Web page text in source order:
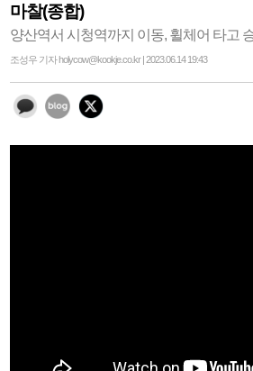
마찰(종합)
양산역서 시청역까지 이동, 휠체어 타고
조성우 기자 holycow@kookje.co.kr | 2023.06.14 19:43